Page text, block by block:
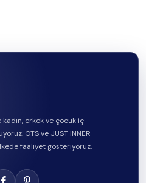
erkek ve çocuk iç
ÖTS ve JUST INNER
faaliyet gösteriyoruz.